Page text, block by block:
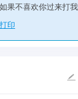
果不喜欢你过来打
印